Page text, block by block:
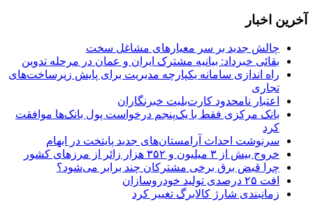
آخرین اخبار
چالش جدید بر سر معیارهای مشاغل سخت
بقائی خبرداد: بیانیه مشترک ایران و عمان در مرحله تدوین
راه اندازی سامانه یکپارچه مدیریت برای پایش زیرساخت‌های
تجاری
اعتبار نامحدود کارت‌بلیت خبرنگاران
بانک مرکزی فقط با یک‌‎پنجم درخواست پول بانک‌ها موافقت
کرد
سرنوشت احداث آرامستان‌های جدید پایتخت در ابهام
خروج بیش از ۳ میلیون و ۳۵۲ هزار زائر از مرزهای کشور
چرا قبض برق برخی مشترکان چند برابر می‌شود؟
افت ۲۵ درصدی تولید خودروسازان
زمانبندی شارژ کالابرگ تغییر کرد